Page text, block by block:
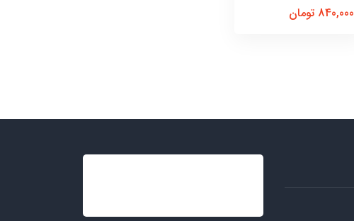
840,000 تومان